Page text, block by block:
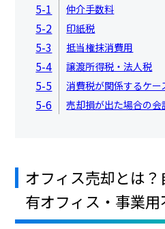
5-1 仲介手数料
5-2 印紙税
5-3 抵当権抹消費用
5-4 譲渡所得税・法人税
5-5 消費税が関係するケー
5-6 売却損が出た場合の
オフィス売却とは
有オフィス・事業